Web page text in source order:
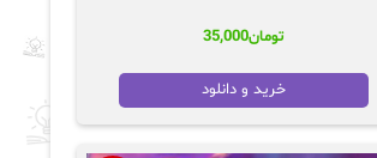
تومان35,000
خرید و دانلود